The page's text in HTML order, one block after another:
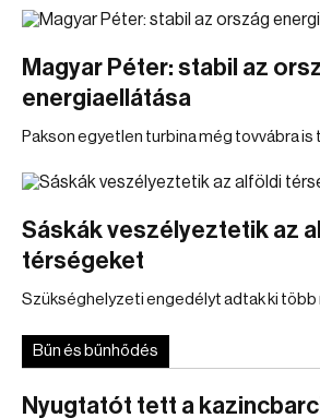
Magyar Péter: stabil az
energiaellátása
Pakson egyetlen turbina még tovvábra is
Sáskák veszélyeztetik az
térségeket
Szükséghelyzeti engedélyt adtak ki
Bűn és bűnhődés
Nyugtatót tett a